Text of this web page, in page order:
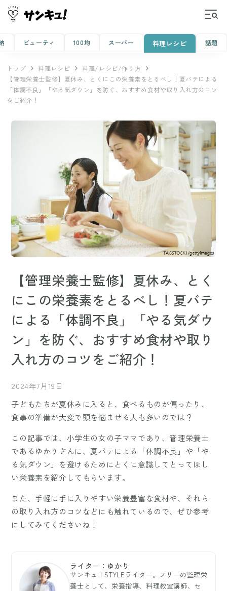
ビューティ 100均 スーパー 料理レシピ 話題
トップ 料理レシピ
料理/レシピ/作り方
【管理栄養士監修】夏休み、とくにこの栄養素をとるべし！夏バテによる
「体調不良」「やる気ダウン」を防ぐ、おすすめ食材や取り入れ方のコツ
をご紹介！
【管理栄養士監修】夏休み、とく
にこの栄養素をとるべし！夏バテ
による「体調不良」「やる気ダウ
ン」を防ぐ、おすすめ食材や取り
入れ方のコツをご紹介！
2024年7月19日
子どもたちが夏休みに入ると、食べるものが偏ったり、
食事の準備が大変で頭を悩ませる人も多いのでは？
この記事では、小学生の女の子ママであり、管理栄養士
であるゆかりさんに、夏バテによる「体調不良」や「や
る気ダウン」を避けるためにとくに意識してとってほし
い栄養素を紹介してもらいます。
また、手軽に手に入りやすい栄養豊富な食材や、それら
の取り入れ方のコツなどにも触れているので、ぜひ参考
にしてみてくださいね！
ライター：ゆかり
サンキュ！STYLEライター。フリーの監理栄
養士として、栄養指導、料理教室講師、セ